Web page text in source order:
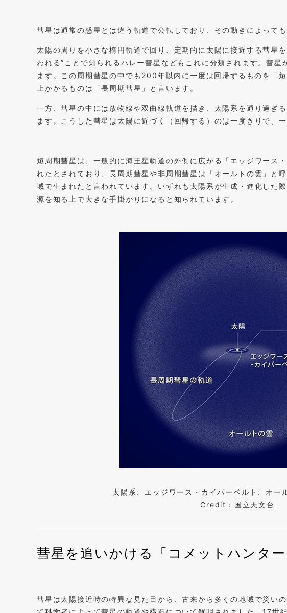
彗星は通常の惑星とは違う軌道で公転しており、その動きによって
太陽の周りを小さな楕円軌道で回り、定期的に太陽に接近する彗星
われる”ことで知られるハレー彗星などもこれに分類されます。彗
ます。この周期彗星の中でも200年以内に一度は回帰するものを「
上かかるものは「長周期彗星」と言います。
一方、彗星の中には放物線や双曲線軌道を描き、太陽系を通り過ぎ
ます。こうした彗星は太陽に近づく（回帰する）のは一度きりで、
短周期彗星は、一般的に海王星軌道の外側に広がる「エッジワース
れたとされており、長周期彗星や非周期彗星は「オールトの雲」と
域で生まれたと言われています。いずれも太陽系が生成・進化した
源を知る上で大きな手掛かりになると知られています。
太陽系、エッジワース・カイパーベルト、オー
Credit：国立天文台
彗星を追いかける「コメットハンター
彗星は太陽接近時の特異な見た目から、古来から多くの地域で災い